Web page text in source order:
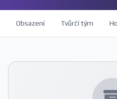
Obsazení Tvůrčí tým